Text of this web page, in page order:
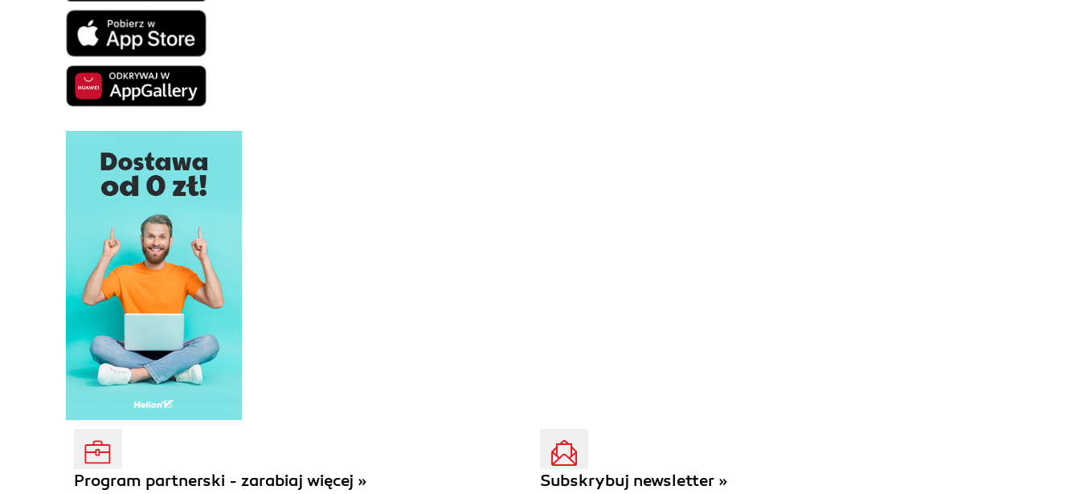
Program partnerski - zarabiaj więcej » Subskrybuj newsletter »